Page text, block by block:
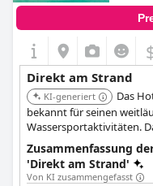
Direkt am Strand
KI-generiert
Das
bekannt für seinen
Wassersportaktivitäten.
Restaurants und Bars, die
kulinarisches Erlebnis
Familien und Paare, die
Zusammenfassung
'Direkt am Strand'
Von KI zusammengefasst